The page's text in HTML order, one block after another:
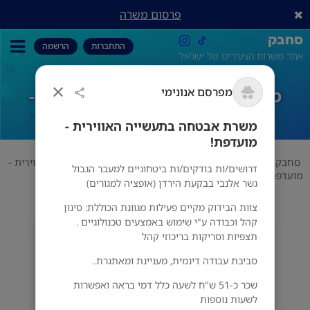
מפרסם אנונימי
משרת אבטחה בתעשייה האווירית -
מועדפת!
דרושים/ות בודקים/ות ביטחוניים למעבר הגבול
גשר אלנבי בבקעת הירדן (אופציה למגורים)
צוות הבידוק מקיים פעילות מגוונת הכוללת: סינון
קהל וכבודה ע"י שימוש באמצעים טכנולוגיים .
תצפיות וסריקות בריכוזי קהל
סביבת עבודה דינמית, מעניינת ומאתגרת..
שכר כ-51 ש"ח לשעה כלל דמי בראה ואפשרות
לשעות נוספות
פרסום משרה
סחבק
אתר משרות הצעירים של ישראל
התחברות הרשמה
משרת אבטחה בתעשייה האווירית -
מועדפת!
סחבק שמירה ובטחון
משרת אבטחה בתעשייה האווירית -
מועדפת!
מפרסם אנונימי